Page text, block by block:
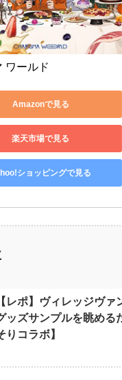
ワールド
Amazonで見る
楽天市場で見る
ショッピングで見る
【レポ】ヴィレッジヴァ
ッズサンプルを眺める
りコラボ】